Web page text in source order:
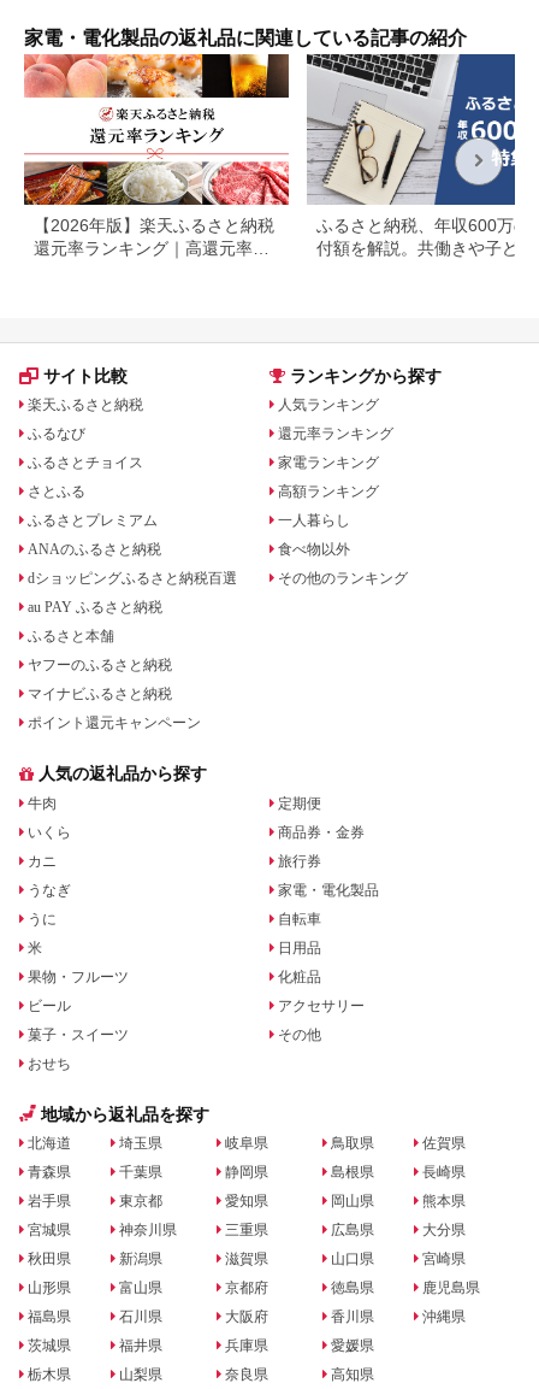
家電・電化製品の返礼品に関連している記事の紹介
【2026年版】楽天ふるさと納税
還元率ランキング｜高還元率返
ふるさと納税、年収600万の
付額を解説。共働きや子ども
サイト比較
楽天ふるさと納税
ふるなび
ふるさとチョイス
さとふる
ふるさとプレミアム
ANAのふるさと納税
dショッピングふるさと納税百選
au PAY ふるさと納税
ふるさと本舗
ヤフーのふるさと納税
マイナビふるさと納税
ポイント還元キャンペーン
ランキングから探す
人気ランキング
還元率ランキング
家電ランキング
高額ランキング
一人暮らし
食べ物以外
その他のランキング
人気の返礼品から探す
牛肉
いくら
カニ
うなぎ
うに
米
果物・フルーツ
ビール
菓子・スイーツ
おせち
定期便
商品券・金券
旅行券
家電・電化製品
自転車
日用品
化粧品
アクセサリー
その他
地域から返礼品を探す
北海道
青森県
岩手県
宮城県
秋田県
山形県
福島県
茨城県
栃木県
埼玉県
千葉県
東京都
神奈川県
新潟県
富山県
石川県
福井県
山梨県
岐阜県
静岡県
愛知県
三重県
滋賀県
京都府
大阪府
兵庫県
奈良県
鳥取県
島根県
岡山県
広島県
山口県
徳島県
香川県
愛媛県
高知県
佐賀県
長崎県
熊本県
大分県
宮崎県
鹿児島県
沖縄県